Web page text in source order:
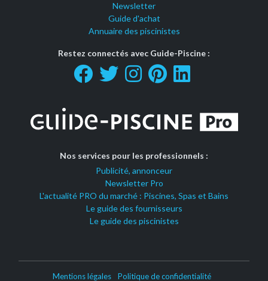
Newsletter
Guide d'achat
Annuaire des piscinistes
Restez connectés avec Guide-Piscine :
Nos services pour les professionnels :
Publicité, annonceur
Newsletter Pro
L'actualité PRO du marché : Piscines, Spas et Bains
Le guide des fournisseurs
Le guide des piscinistes
Mentions légales Politique de confidentialité